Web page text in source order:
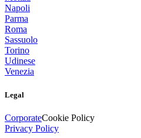
Napoli
Parma
Roma
Sassuolo
Torino
Udinese
Venezia
Legal
CorporateCookie Policy
Privacy Policy